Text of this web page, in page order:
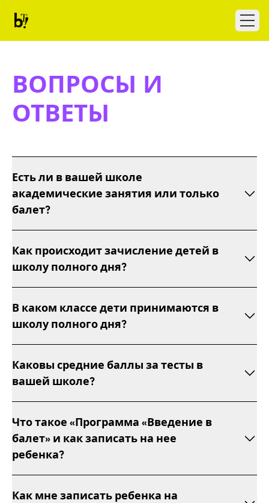
Ballet Tech
ВОПРОСЫ И
ОТВЕТЫ
Есть ли в вашей школе
академические занятия или только
балет?
Как происходит зачисление детей в
школу полного дня?
В каком классе дети принимаются в
школу полного дня?
Каковы средние баллы за тесты в
вашей школе?
Что такое «Программа «Введение в
балет» и как записать на нее
ребенка?
Как мне записать ребенка на